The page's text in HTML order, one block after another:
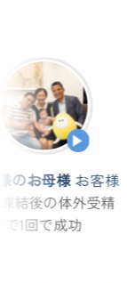
のお母様 お客様
結後の体外受精
で1回で成功